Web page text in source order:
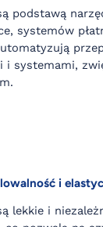
podstawą
systemów
i systemami,
i
lekkie i